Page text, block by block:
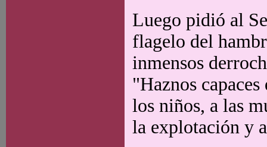
Luego pidió al
flagelo del
inmensos
"Haznos
los niños, a las
la explotación y